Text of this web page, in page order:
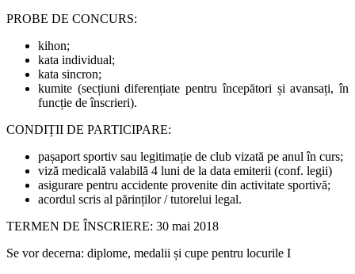
PROBE DE CONCURS:
kihon;
kata individual;
kata sincron;
kumite (secțiuni diferențiate pentru începători și avansați, în
funcție de înscrieri).
CONDIȚII DE PARTICIPARE:
pașaport sportiv sau legitimație de club vizată pe anul în curs;
viză medicală valabilă 4 luni de la data emiterii (conf. legii)
asigurare pentru accidente provenite din activitate sportivă;
acordul scris al părinților / tutorelui legal.
TERMEN DE ÎNSCRIERE: 30 mai 2018
Se vor decerna: diplome, medalii și cupe pentru locurile I